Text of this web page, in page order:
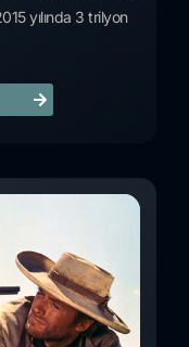
yılında 3 trilyon